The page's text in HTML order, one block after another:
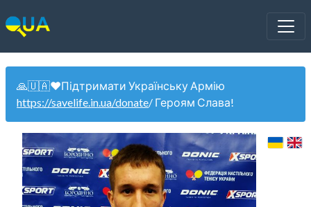
🙏🇺🇦❤️Підтримати Українську Армію
https://savelife.in.ua/donate/ Героям Слава!